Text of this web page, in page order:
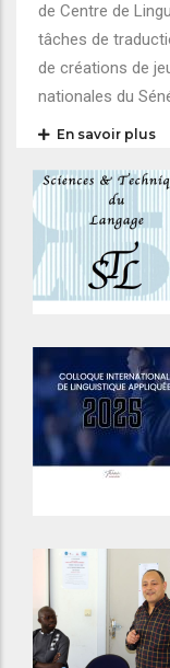
de Centre de
tâches de
de créations de
nationales du
En savoir plus